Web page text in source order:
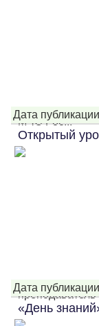
МЧС Рос...
Дата
Открытый
Дата
«День